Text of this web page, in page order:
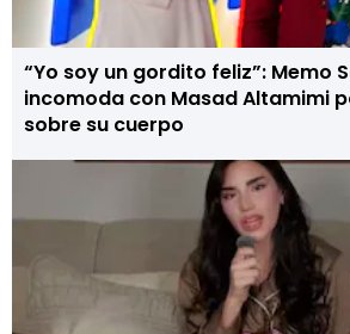
“Yo soy un gordito feliz”: Memo
incomoda con Masad Altamimi
sobre su cuerpo